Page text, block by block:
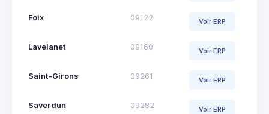
Foix 09122 Voir ERP
Lavelanet 09160 Voir ERP
Saint-Girons 09261 Voir ERP
Saverdun 09282 Voir ERP